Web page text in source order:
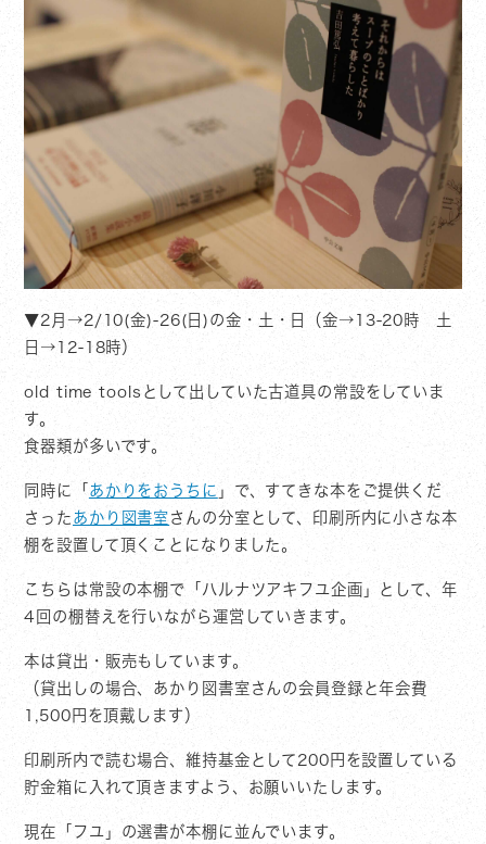
▼2月→2/10(金)-26(日)の金・土・日（金→13-20時 土
日→12-18時）
old time toolsとして出していた古道具の常設をしていま
す。
食器類が多いです。
同時に「 あかりをおうちに 」で、すてきな本をご提供くだ
さった あかり図書室 さんの分室として、印刷所内に小さな本
棚を設置して頂くことになりました。
こちらは常設の本棚で「ハルナツアキフユ企画」として、年
4回の棚替えを行いながら運営していきます。
本は貸出・販売もしています。
（貸出しの場合、あかり図書室さんの会員登録と年会費
1,500円を頂戴します）
印刷所内で読む場合、維持基金として200円を設置している
貯金箱に入れて頂きますよう、お願いいたします。
現在「フユ」の選書が本棚に並んでいます。